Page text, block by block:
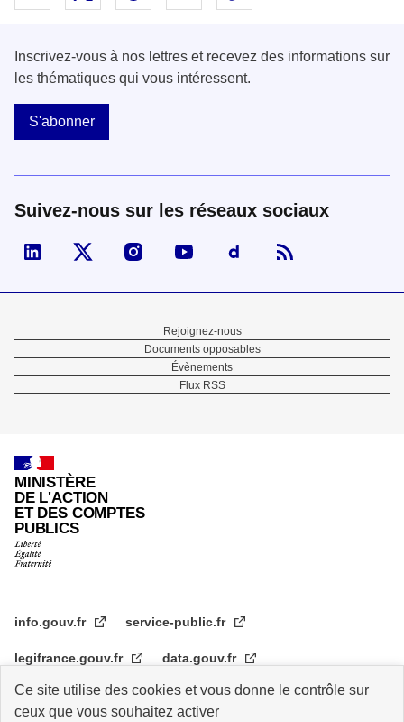
Ce site utilise des cookies et vous donne le contrôle sur
ceux que vous souhaitez activer
Inscrivez-vous à nos lettres et recevez des informations sur
les thématiques qui vous intéressent.
S'abonner
Suivez-nous sur les réseaux sociaux
Visiter la page Linked In de fonction publique
Visiter la page X de fonction publique
Visiter la page Instagram de fonction
Visiter la page You Tube de
Visiter la page
Pied
de
Rejoignez-nous
Documents opposables
Évènements
Flux RSS
MINISTÈRE
DE L'ACTION
ET DES COMPTES
PUBLICS
info.gouv.fr service-public.fr
legifrance.gouv.fr data.gouv.fr
transformation.gouv.fr